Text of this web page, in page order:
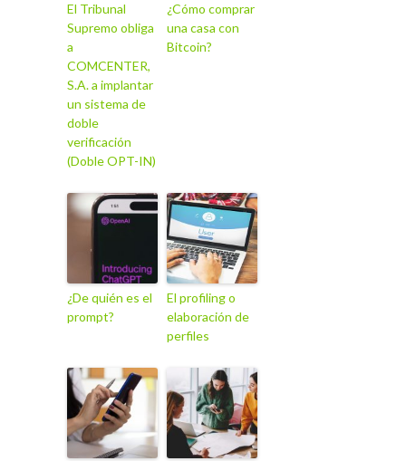
El Tribunal
Supremo obliga
a
COMCENTER,
S.A. a implantar
un sistema de
doble
verificación
(Doble OPT-IN)
¿Cómo comprar
una casa con
Bitcoin?
¿De quién es el
prompt?
El profiling o
elaboración de
perfiles